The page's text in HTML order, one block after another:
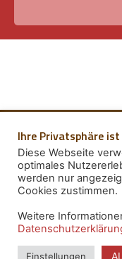
Impressum
Datenschutz
Ihre Privatsphäre
Diese Webseite
optimales
werden nur
Cookies zustimmen.
Weitere
Einstellungen